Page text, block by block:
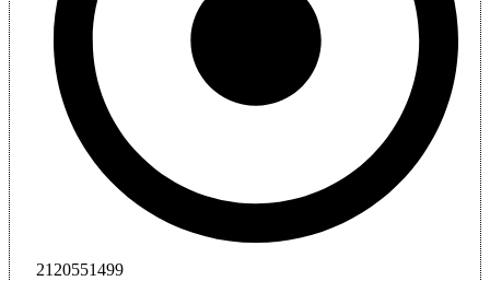
2120551499